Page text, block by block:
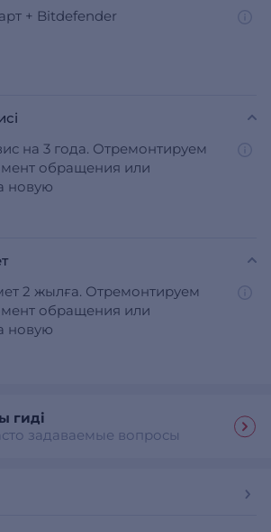
+ Bitdefender
на 3 года. Отремонтируем
обращения или
новую
2 жылға. Отремонтируем
обращения или
новую
гиді
задаваемые вопросы